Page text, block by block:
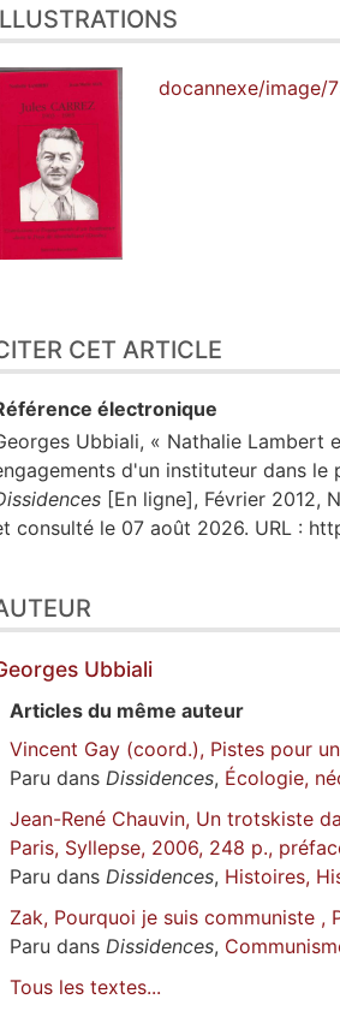
docannexe/image/
CET ARTICLE
électronique
Ubbiali, « Nathalie Lambert
d'un instituteur dans
[En ligne], Février 2012,
consulté le 07 août 2026. URL :
Ubbiali
Articles du même auteur
Vincent Gay (coord.), Pistes pour
Paru dans Dissidences, Écologie,
Jean-René Chauvin, Un trotskiste
Paris, Syllepse, 2006, 248 p.,
Paru dans Dissidences, Histoires,
Zak, Pourquoi je suis communiste ,
Paru dans Dissidences,
Tous les textes...